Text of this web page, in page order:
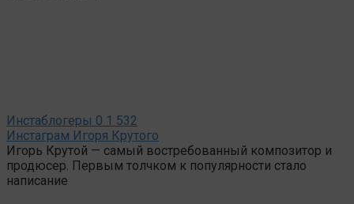
Инстаблогеры 0 1 532
Инстаграм Игоря Крутого
Игорь Крутой — самый востребованный композитор и
продюсер. Первым толчком к популярности стало
написание